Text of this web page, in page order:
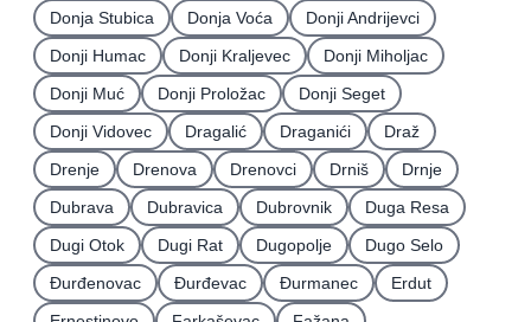
Donja Stubica
Donja Voća
Donji Andrijevci
Donji Humac
Donji Kraljevec
Donji Miholjac
Donji Muć
Donji Proložac
Donji Seget
Donji Vidovec
Dragalić Draganići
Draž
Drenje
Drenova Drenovci Drniš
Drnje
Dubrava
Dubravica Dubrovnik
Duga Resa
Dugi Otok
Dugi Rat Dugopolje
Dugo Selo
Ðurđenovac
Ðurđevac Ðurmanec
Erdut